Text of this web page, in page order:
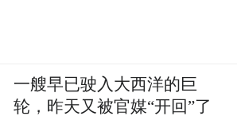
一艘早已驶入大西洋的巨
轮，昨天又被官媒“开回”了